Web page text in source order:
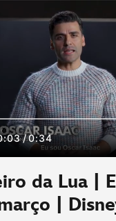
Lua | Em 30 de
/0:34
da Lua |
|